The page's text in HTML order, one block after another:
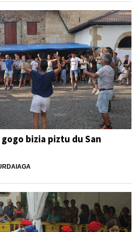
bizia piztu du San